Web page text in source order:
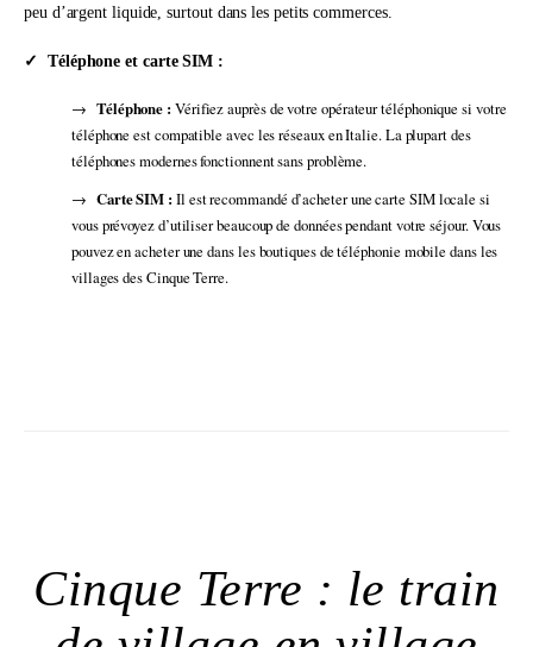
peu d’argent liquide, surtout dans les petits commerces.
Téléphone et carte SIM :
Téléphone : Vérifiez auprès de votre opérateur téléphonique si votre
téléphone est compatible avec les réseaux en Italie. La plupart des
téléphones modernes fonctionnent sans problème.
Carte SIM : Il est recommandé d’acheter une carte SIM locale si
vous prévoyez d’utiliser beaucoup de données pendant votre séjour. Vous
pouvez en acheter une dans les boutiques de téléphonie mobile dans les
villages des Cinque Terre.
Cinque Terre : le train